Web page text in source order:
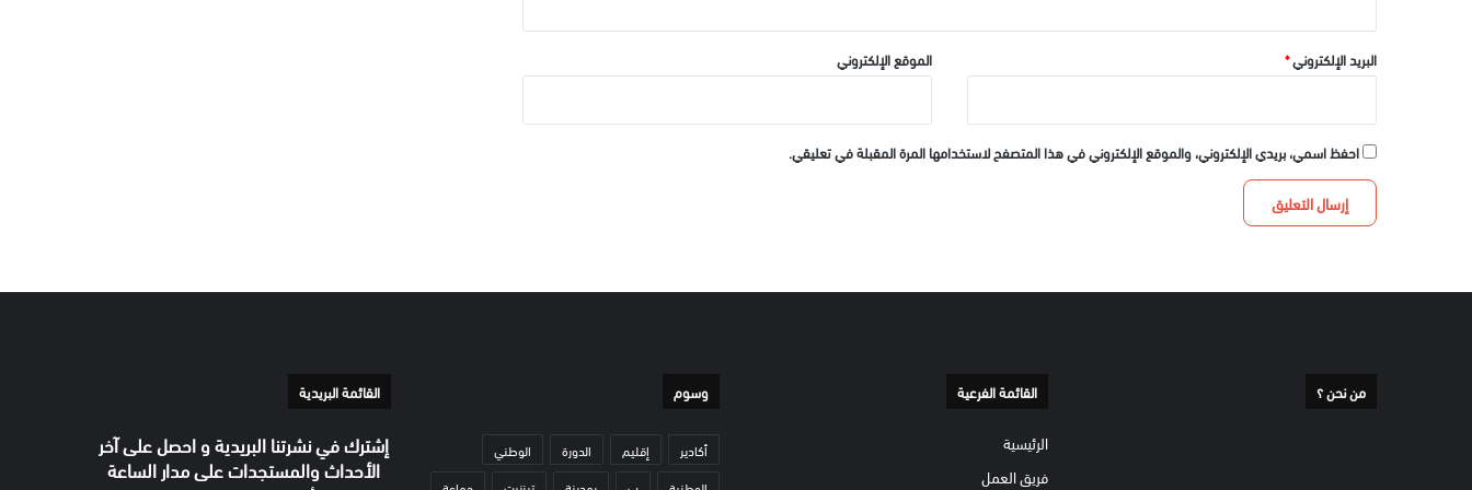
البريد الإلكتروني* الموقع الإلكتروني
احفظ اسمي، بريدي الإلكتروني، والموقع الإلكتروني في هذا المتصفح لاستخدامها المرة المقبلة في تعليقي.
من نحن ؟ القائمة الفرعية
الرئيسية
فريق العمل
وسوم
أكادير إقليم الدورة
الوطني
القائمة البريدية
إشترك في نشرتنا البريدية و احصل على آخر
الأحداث والمستجدات على مدار الساعة